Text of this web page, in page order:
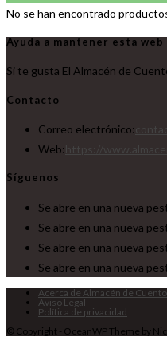
No se han encontrado
Ayuda a mantener esta web
Si te gusta El Almacén de
Contacto
Correo electrónico:
Web:
Síguenos
Se abre en una nueva
Se abre en una nueva
Se abre en una nueva
Se abre en una nueva
Acerca de Almacén de
Aviso Legal
Política de privacidad
© Copyright - OceanWP Theme by